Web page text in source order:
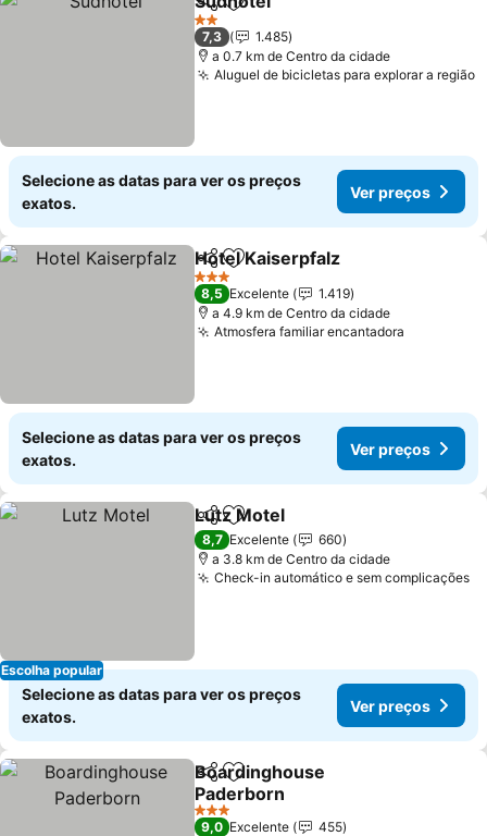
PartilharAdicionar aos favoritos
2 Estrelas
7,3
1.485
a 0.7 km de Centro da cidade
Aluguel de bicicletas para explorar a região
Selecione as datas para ver os preços
exatos.
Ver preços
PartilharAdicionar aos favoritos
Hotel Kaiserpfalz
3 Estrelas
8,5 Excelente
1.419
a 4.9 km de Centro da cidade
Atmosfera familiar encantadora
Selecione as datas para ver os preços
exatos.
Ver preços
Escolha popular
PartilharAdicionar aos favoritos
Lutz Motel
8,7 Excelente
660
a 3.8 km de Centro da cidade
Check-in automático e sem complicações
Selecione as datas para ver os preços
exatos.
Ver preços
PartilharAdicionar aos favoritos
Boardinghouse
Paderborn
3 Estrelas
9,0 Excelente
455